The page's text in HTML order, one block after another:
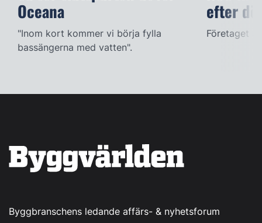
Oceana
"Inom kort kommer vi börja fylla
bassängerna med vatten".
efter
Företaget
Byggbranschens ledande affärs- & nyhetsforum